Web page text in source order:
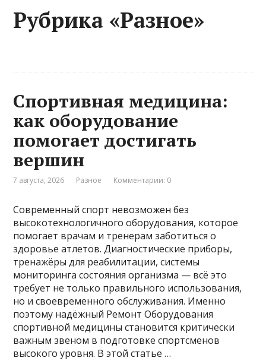
Рубрика «Разное»
Спортивная медицина:
как оборудование
помогает достигать
вершин
7 августа, 2026 Разное Комментарии: 0
Современный спорт невозможен без
высокотехнологичного оборудования, которое
помогает врачам и тренерам заботиться о
здоровье атлетов. Диагностические приборы,
тренажёры для реабилитации, системы
мониторинга состояния организма — всё это
требует не только правильного использования,
но и своевременного обслуживания. Именно
поэтому надёжный Ремонт Оборудования
спортивной медицины становится критически
важным звеном в подготовке спортсменов
высокого уровня. В этой статье …